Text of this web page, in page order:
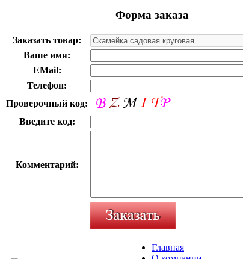
Форма заказа
Заказать товар:
Ваше имя:
EMail:
Телефон:
Проверочный код:
Введите код:
Комментарий:
Главная